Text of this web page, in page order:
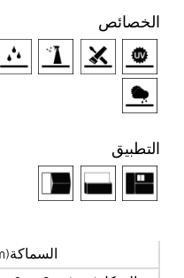
الخصائص
التطبيق
السماكة(mm)